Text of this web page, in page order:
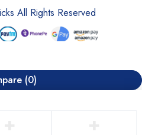
All Rights Reserved
(0)